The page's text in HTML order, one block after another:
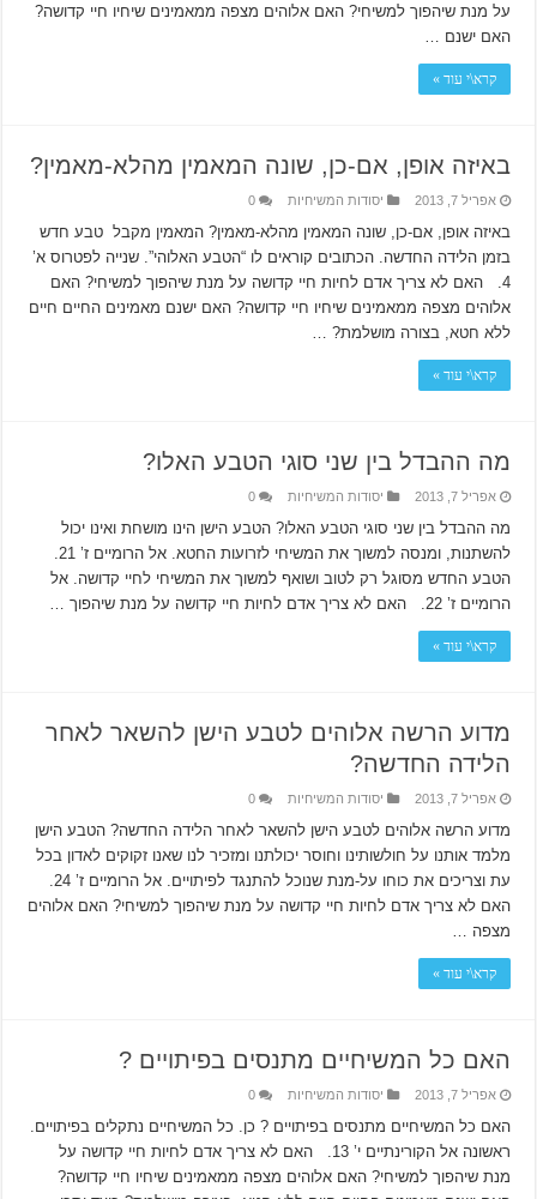
על מנת שיהפוך למשיחי? האם אלוהים מצפה ממאמינים שיחיו חיי קדושה?
האם ישנם …
קרא\י עוד »
באיזה אופן, אם-כן, שונה המאמין מהלא-מאמין?
אפריל 7, 2013 יסודות המשיחיות 0
באיזה אופן, אם-כן, שונה המאמין מהלא-מאמין? המאמין מקבל טבע חדש
בזמן הלידה החדשה. הכתובים קוראים לו “הטבע האלוהי”. שנייה לפטרוס א’
4. האם לא צריך אדם לחיות חיי קדושה על מנת שיהפוך למשיחי? האם
אלוהים מצפה ממאמינים שיחיו חיי קדושה? האם ישנם מאמינים החיים חיים
ללא חטא, בצורה מושלמת? …
קרא\י עוד »
מה ההבדל בין שני סוגי הטבע האלו?
אפריל 7, 2013 יסודות המשיחיות 0
מה ההבדל בין שני סוגי הטבע האלו? הטבע הישן הינו מושחת ואינו יכול
להשתנות, ומנסה למשוך את המשיחי לזרועות החטא. אל הרומיים ז’ 21.
הטבע החדש מסוגל רק לטוב ושואף למשוך את המשיחי לחיי קדושה. אל
הרומיים ז’ 22. האם לא צריך אדם לחיות חיי קדושה על מנת שיהפוך …
קרא\י עוד »
מדוע הרשה אלוהים לטבע הישן להשאר לאחר
הלידה החדשה?
אפריל 7, 2013 יסודות המשיחיות 0
מדוע הרשה אלוהים לטבע הישן להשאר לאחר הלידה החדשה? הטבע הישן
מלמד אותנו על חולשותינו וחוסר יכולתנו ומזכיר לנו שאנו זקוקים לאדון בכל
עת וצריכים את כוחו על-מנת שנוכל להתנגד לפיתויים. אל הרומיים ז’ 24.
האם לא צריך אדם לחיות חיי קדושה על מנת שיהפוך למשיחי? האם אלוהים
מצפה …
קרא\י עוד »
האם כל המשיחיים מתנסים בפיתויים ?
אפריל 7, 2013 יסודות המשיחיות 0
האם כל המשיחיים מתנסים בפיתויים ? כן. כל המשיחיים נתקלים בפיתויים.
ראשונה אל הקורינתיים י’ 13. האם לא צריך אדם לחיות חיי קדושה על
מנת שיהפוך למשיחי? האם אלוהים מצפה ממאמינים שיחיו חיי קדושה?